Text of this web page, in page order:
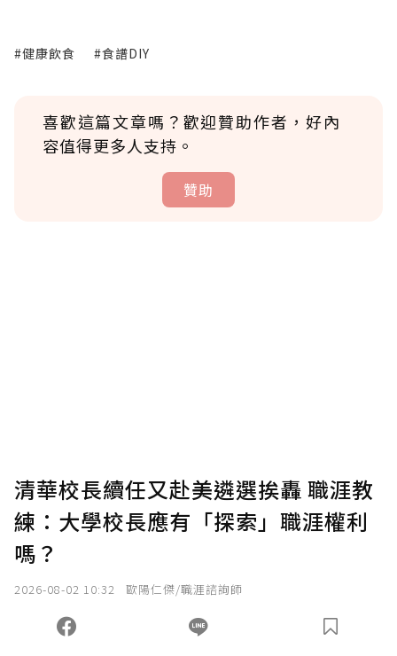
#健康飲食 #食譜DIY
喜歡這篇文章嗎？歡迎贊助作者，好內
容值得更多人支持。
贊助
確認送出
您當前剩餘 U 利點數：0點；前往 購買點數
清華校長續任又赴美遴選挨轟 職涯教
練：大學校長應有「探索」職涯權利
嗎？
2026-08-02 10:32 歐陽仁傑/職涯諮詢師